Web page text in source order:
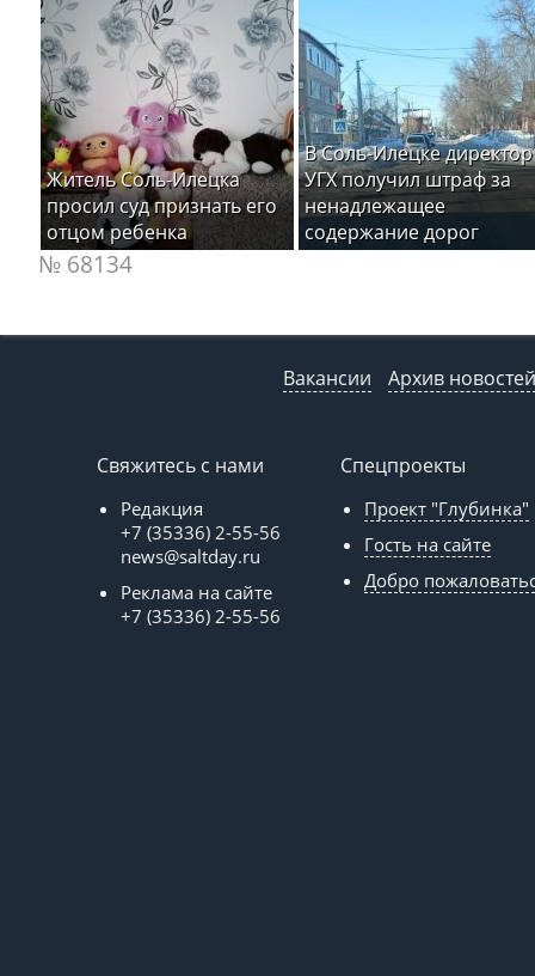
Житель Соль-Илецка
просил суд признать его
отцом ребенка
В Соль-Илецке директор
УГХ получил штраф за
ненадлежащее
содержание дорог
№ 68134
Вакансии Архив новостей
Свяжитесь с нами
Редакция
+7 (35336) 2-55-56
news@saltday.ru
Реклама на сайте
+7 (35336) 2-55-56
Спецпроекты
Проект "Глубинка"
Гость на сайте
Добро